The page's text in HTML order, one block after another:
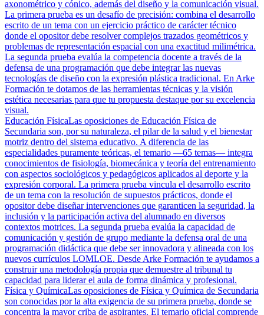
axonométrico y cónico, además del diseño y la comunicación visual.
La primera prueba es un desafío de precisión: combina el desarrollo
escrito de un tema con un ejercicio práctico de carácter técnico
donde el opositor debe resolver complejos trazados geométricos y
problemas de representación espacial con una exactitud milimétrica.
La segunda prueba evalúa la competencia docente a través de la
defensa de una programación que debe integrar las nuevas
tecnologías de diseño con la expresión plástica tradicional. En Arke
Formación te dotamos de las herramientas técnicas y la visión
estética necesarias para que tu propuesta destaque por su excelencia
visual.
Educación FísicaLas oposiciones de Educación Física de
Secundaria son, por su naturaleza, el pilar de la salud y el bienestar
motriz dentro del sistema educativo. A diferencia de las
especialidades puramente teóricas, el temario —65 temas— integra
conocimientos de fisiología, biomecánica y teoría del entrenamiento
con aspectos sociológicos y pedagógicos aplicados al deporte y la
expresión corporal. La primera prueba vincula el desarrollo escrito
de un tema con la resolución de supuestos prácticos, donde el
opositor debe diseñar intervenciones que garanticen la seguridad, la
inclusión y la participación activa del alumnado en diversos
contextos motrices. La segunda prueba evalúa la capacidad de
comunicación y gestión de grupo mediante la defensa oral de una
programación didáctica que debe ser innovadora y alineada con los
nuevos currículos LOMLOE. Desde Arke Formación te ayudamos a
construir una metodología propia que demuestre al tribunal tu
capacidad para liderar el aula de forma dinámica y profesional.
Física y QuímicaLas oposiciones de Física y Química de Secundaria
son conocidas por la alta exigencia de su primera prueba, donde se
concentra la mayor criba de aspirantes. El temario oficial comprende